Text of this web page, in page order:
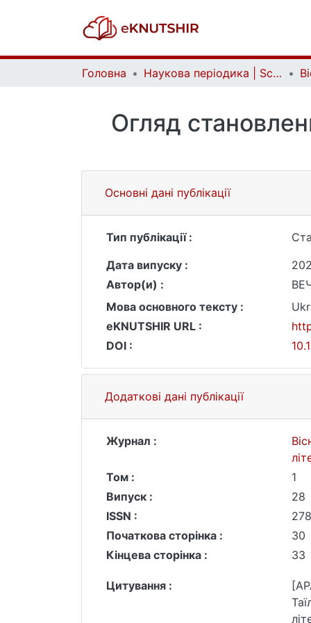
Головна Наукова періодика | Scientific periodicals
Огляд
Основні дані публікації
Тип публікації :
Дата випуску :
Автор(и) :
Мова основного тексту :
eKNUTSHIR URL :
DOI :
Додаткові дані публікації
Журнал :
Том :
1
Випуск :
28
ISSN :
Початкова сторінка :
30
Кінцева сторінка :
33
Цитування :